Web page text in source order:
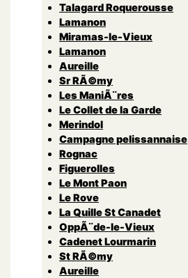
Talagard Roquerousse
Lamanon
Miramas-le-Vieux
Lamanon
Aureille
Sr RÃ©my
Les ManiÃ¨res
Le Collet de la Garde
Merindol
Campagne pelissannaise
Rognac
Figuerolles
Le Mont Paon
Le Rove
La Quille St Canadet
OppÃ¨de-le-Vieux
Cadenet Lourmarin
St RÃ©my
Aureille